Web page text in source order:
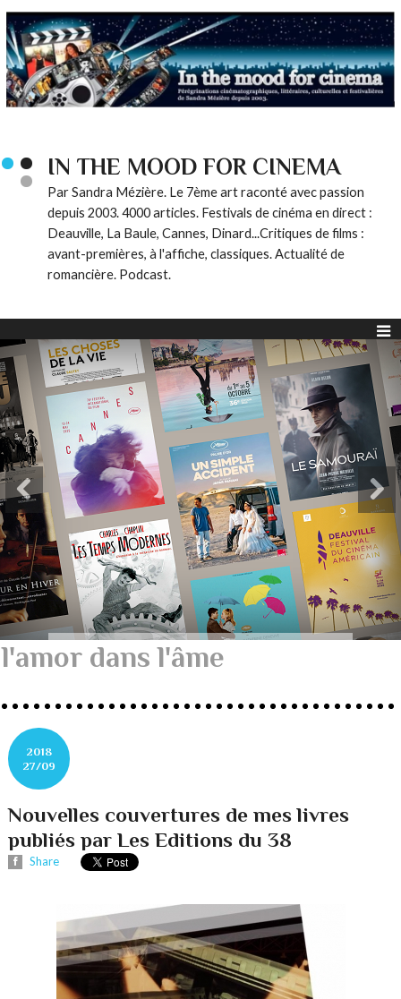
IN THE MOOD FOR CINEMA
Par Sandra Mézière. Le 7ème art raconté avec passion
depuis 2003. 4000 articles. Festivals de cinéma en direct :
Deauville, La Baule, Cannes, Dinard...Critiques de films :
avant-premières, à l'affiche, classiques. Actualité de
romancière. Podcast.
l'amor dans l'âme
2018
27/09
Nouvelles couvertures de mes livres
publiés par Les Editions du 38
Share